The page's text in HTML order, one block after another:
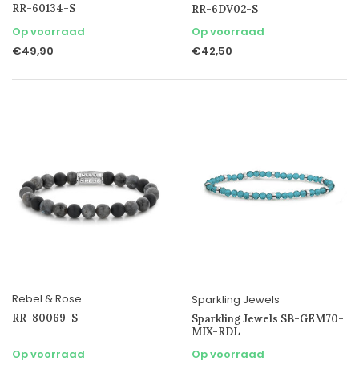
RR-60134-S
Op voorraad
€49,90
RR-6DV02-S
Op voorraad
€42,50
Rebel & Rose
RR-80069-S
Op voorraad
Sparkling Jewels
Sparkling Jewels SB-GEM70-
MIX-RDL
Op voorraad